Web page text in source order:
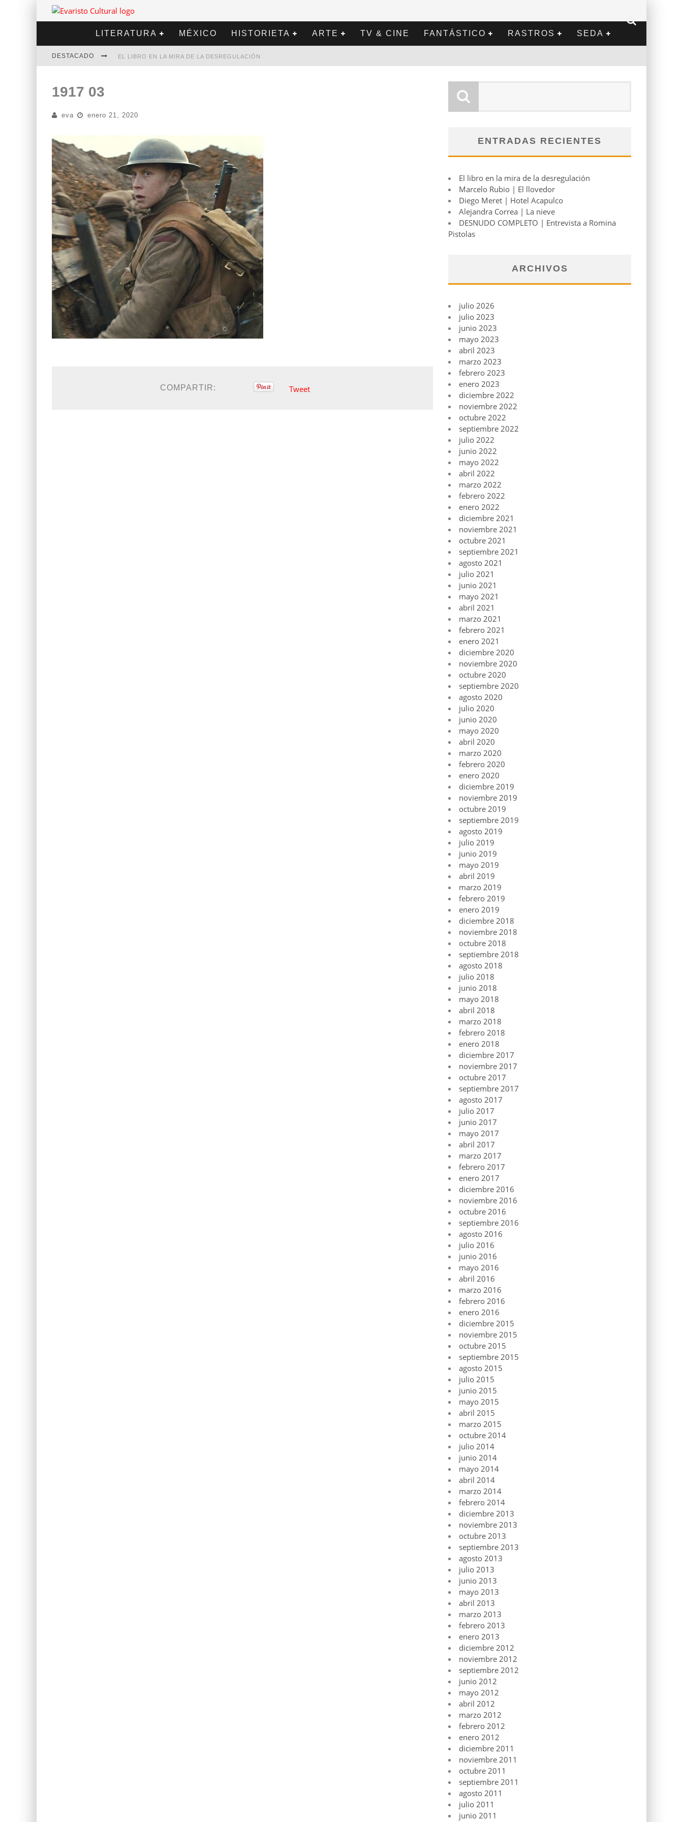
LITERATURA MÉXICO HISTORIETA ARTE TV & CINE FANTÁSTICO RASTROS SEDA
DESTACADO EL LIBRO EN LA MIRA DE LA DESREGULACIÓN
ALEJANDRA CORREA | LA NIEVE
1917 03
eva enero 21, 2020
COMPARTIR: Tweet
ENTRADAS RECIENTES
El libro en la mira de la desregulación
Marcelo Rubio | El llovedor
Diego Meret | Hotel Acapulco
Alejandra Correa | La nieve
DESNUDO COMPLETO | Entrevista a Romina
Pistolas
ARCHIVOS
julio 2026
julio 2023
junio 2023
mayo 2023
abril 2023
marzo 2023
febrero 2023
enero 2023
diciembre 2022
noviembre 2022
octubre 2022
septiembre 2022
julio 2022
junio 2022
mayo 2022
abril 2022
marzo 2022
febrero 2022
enero 2022
diciembre 2021
noviembre 2021
octubre 2021
septiembre 2021
agosto 2021
julio 2021
junio 2021
mayo 2021
abril 2021
marzo 2021
febrero 2021
enero 2021
diciembre 2020
noviembre 2020
octubre 2020
septiembre 2020
agosto 2020
julio 2020
junio 2020
mayo 2020
abril 2020
marzo 2020
febrero 2020
enero 2020
diciembre 2019
noviembre 2019
octubre 2019
septiembre 2019
agosto 2019
julio 2019
junio 2019
mayo 2019
abril 2019
marzo 2019
febrero 2019
enero 2019
diciembre 2018
noviembre 2018
octubre 2018
septiembre 2018
agosto 2018
julio 2018
junio 2018
mayo 2018
abril 2018
marzo 2018
febrero 2018
enero 2018
diciembre 2017
noviembre 2017
octubre 2017
septiembre 2017
agosto 2017
julio 2017
junio 2017
mayo 2017
abril 2017
marzo 2017
febrero 2017
enero 2017
diciembre 2016
noviembre 2016
octubre 2016
septiembre 2016
agosto 2016
julio 2016
junio 2016
mayo 2016
abril 2016
marzo 2016
febrero 2016
enero 2016
diciembre 2015
noviembre 2015
octubre 2015
septiembre 2015
agosto 2015
julio 2015
junio 2015
mayo 2015
abril 2015
marzo 2015
octubre 2014
julio 2014
junio 2014
mayo 2014
abril 2014
marzo 2014
febrero 2014
diciembre 2013
noviembre 2013
octubre 2013
septiembre 2013
agosto 2013
julio 2013
junio 2013
mayo 2013
abril 2013
marzo 2013
febrero 2013
enero 2013
diciembre 2012
noviembre 2012
septiembre 2012
junio 2012
mayo 2012
abril 2012
marzo 2012
febrero 2012
enero 2012
diciembre 2011
noviembre 2011
octubre 2011
septiembre 2011
agosto 2011
julio 2011
junio 2011